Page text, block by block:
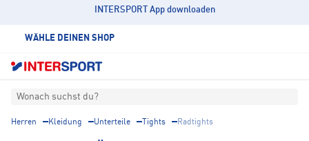
INTERSPORT App downloaden
WÄHLE DEINEN SHOP
Wonach suchst du?
Herren Kleidung Unterteile Tights Radtights